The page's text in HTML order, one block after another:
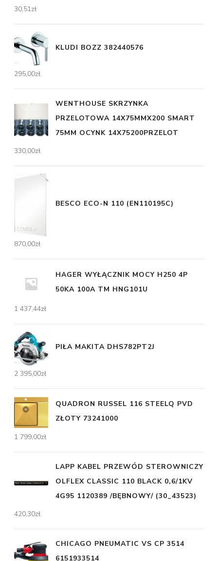
30,51zł
KLUDI BOZZ 382440576
295,00zł
WENTHOUSE SKRZYNKA
PRZELOTOWA 14X75MMX200 SMART
75MM OCYNK 14X75200PRZELOT
330,00zł
BESCO ECO-N 110 (EN110195C)
870,00zł
HAGER WYŁĄCZNIK MOCY H250 4P
50KA 100A TM HNG101U
1 437,44zł
PIŁA MAKITA DHS782PT2J
2 395,00zł
QUADRON RUSSEL 116 STEELQ PVD
ZŁOTY 73241000
1 799,00zł
LAPP KABEL PRZEWÓD STEROWNICZY
OLFLEX CLASSIC 110 BLACK 0,6/1KV
4G95 1120389 /BĘBNOWY/ (30_43523)
420,30zł
CHICAGO PNEUMATIC VS CP 3514
6151933514